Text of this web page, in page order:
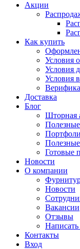
Акции
Как купить
Условия
Условия
Условия
Доставка
Блог
Шторная
Готовые
Новости
О компании
Новости
Вакансии
Отзывы
Контакты
Вход